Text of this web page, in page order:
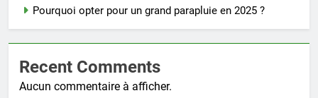
Pourquoi opter pour un grand parapluie en 2025 ?
Recent Comments
Aucun commentaire à afficher.